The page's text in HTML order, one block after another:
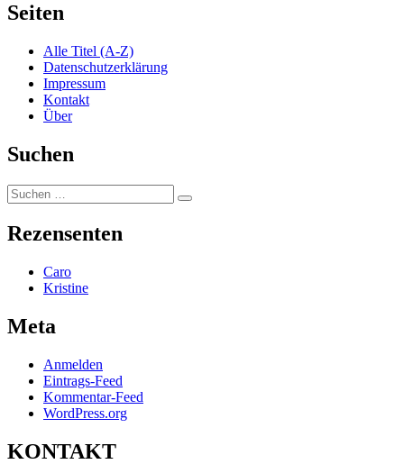
Seiten
Alle Titel (A-Z)
Datenschutzerklärung
Impressum
Kontakt
Über
Suchen
Suchen
nach:
Suchen
Rezensenten
Caro
Kristine
Meta
Anmelden
Eintrags-Feed
Kommentar-Feed
WordPress.org
KONTAKT